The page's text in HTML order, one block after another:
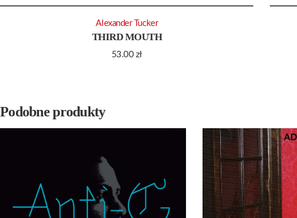
THIRD MOUTH
53.00 zł
Alexander Tucker
Podobne produkty